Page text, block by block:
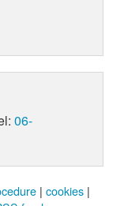
06-
| cookies |